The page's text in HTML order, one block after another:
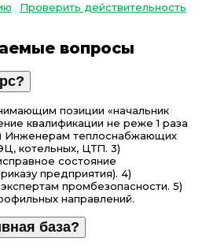
Проверить действительность
вопросы
позиции «начальник
квалификации не реже 1 раза
Инженерам теплоснабжающих
котельных, ЦТП. 3)
состояние
предприятия). 4)
промбезопасности. 5)
направлений.
база?